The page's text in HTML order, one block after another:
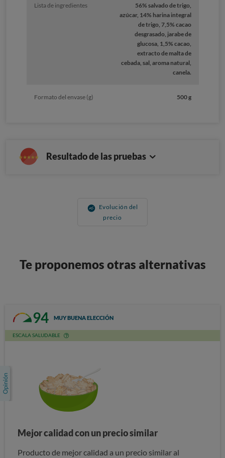
Lista de ingredientes
56% salvado de trigo,
azúcar, 14% harina integral
de trigo, 7,5% cacao
desgrasado, jarabe de
glucosa, 1,5% cacao,
extracto de malta de
cebada, sal, aroma natural,
canela.
Formato del envase (g) 500 g
Resultado de las pruebas
Evolución del
precio
Te proponemos otras alternativas
94 MUY BUENA ELECCIÓN
ESCALA SALUDABLE
Mejor calidad con un precio similar
Producto de mejor calidad a un precio similar al